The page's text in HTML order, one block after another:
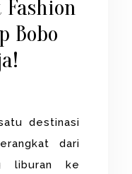
Bobo
destinasi
dari
liburan ke